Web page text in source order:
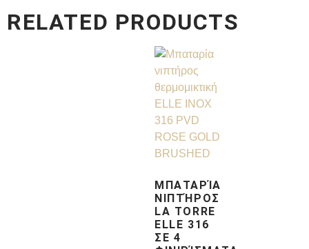
RELATED PRODUCTS
ΜΠΑΤΑΡΊΑ
ΝΙΠΤΉΡΟΣ
LA TORRE
ELLE 316
ΣΕ 4